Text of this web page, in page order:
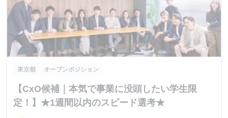
東京都 オープンポジション
【CxO候補｜本気で事業に没頭したい学生限
定！】★1週間以内のスピード選考★